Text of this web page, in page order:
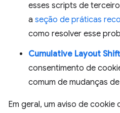
esses scripts de
a seção de práticas
como resolver esse
Cumulative Layout
consentimento de
comum de mudanças
Em geral, um aviso de